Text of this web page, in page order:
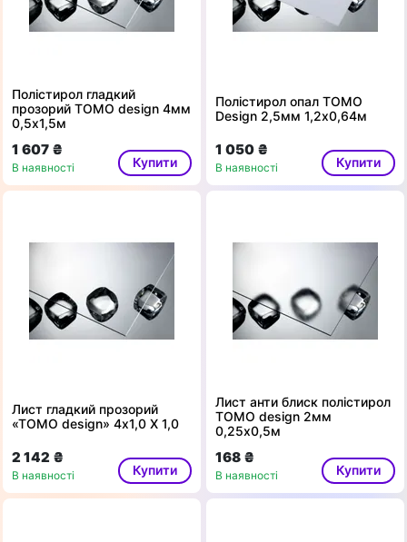
Полістирол гладкий
прозорий ТОМО design 4мм
0,5х1,5м
1 607 ₴
В наявності Купити
Полістирол опал ТОМО
Design 2,5мм 1,2х0,64м
1 050 ₴
В наявності Купити
Лист гладкий прозорий
«ТОМО design» 4х1,0 X 1,0
2 142 ₴
В наявності Купити
Лист анти блиск полістирол
ТОМО design 2мм
0,25x0,5м
168 ₴
В наявності Купити